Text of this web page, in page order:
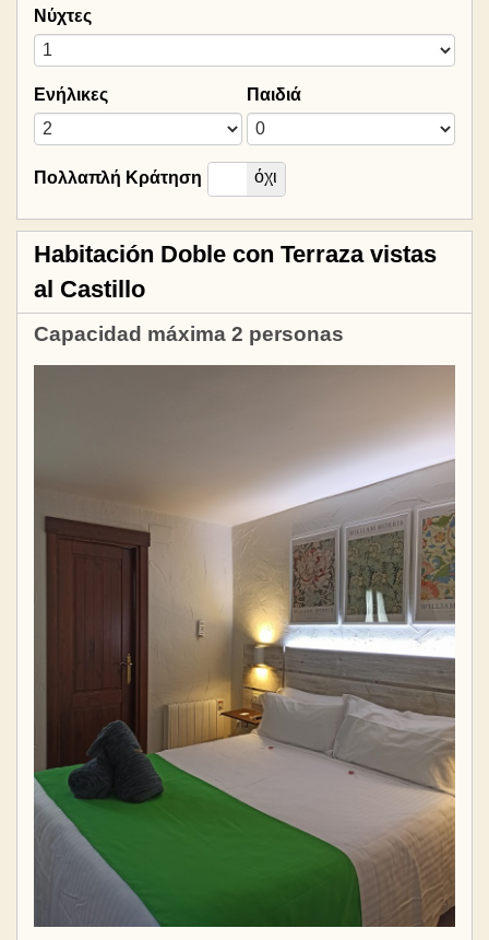
Νύχτες
Ενήλικες Παιδιά
Πολλαπλή Κράτηση
Ναί όχι
Habitación Doble con Terraza vistas
al Castillo
Capacidad máxima 2 personas